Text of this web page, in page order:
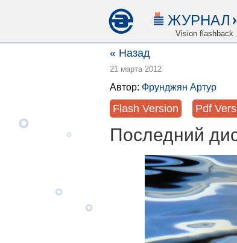
ЖУРНАЛ
Vision flashback
« Назад
21 марта 2012
Автор: Фрунджян Артур
Flash Version Pdf
Последний